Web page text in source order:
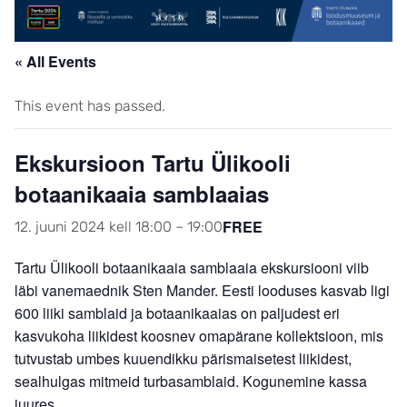
« All Events
This event has passed.
Ekskursioon Tartu Ülikooli
botaanikaaia samblaaias
12. juuni 2024 kell 18:00 – 19:00FREE
Tartu Ülikooli botaanikaaia samblaaia ekskursiooni viib
läbi vanemaednik Sten Mander. Eesti looduses kasvab ligi
600 liiki samblaid ja botaanikaaias on paljudest eri
kasvukoha liikidest koosnev omapärane kollektsioon, mis
tutvustab umbes kuuendikku pärismaisetest liikidest,
sealhulgas mitmeid turbasamblaid. Kogunemine kassa